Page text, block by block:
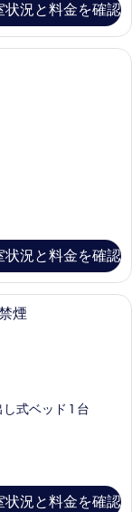
状況と料金を確認
ックス (室内)、デスク
状況と料金を確認
ックス (室内)、デスク
煙
式ベッド 1 台
状況と料金を確認